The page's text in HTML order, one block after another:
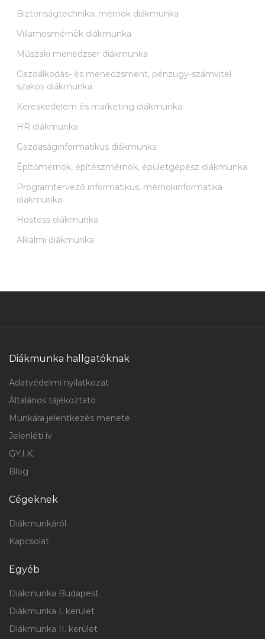
Biztonságtechnikai mérnök diákmunka
Villamosmérnök diákmunka
Műszaki menedzser diákmunka
Gazdálkodás- és menedzsment, pénzügy-számvitel
szakos diákmunka
Kereskedelem és marketing diákmunka
HR diákmunka
Gazdaságinformatikus diákmunka
Építőmérnök, építészmérnök, épületgépész diákmunka
Programtervező informatikus, mérnökinformatika
diákmunka
Hostess diákmunka
Alkalmi diákmunka
Diákmunka hallgatóknak
Adatvédelmi nyilatkozat
Általános tájékoztató
Munkára jelentkezés menete
Jelenléti ív
GY.I.K.
Blog
Cégeknek
Diákmunkáról
Kapcsolat
Egyéb
Diákmunka Budapest
Diákmunka I. kerület
Diákmunka II. kerület